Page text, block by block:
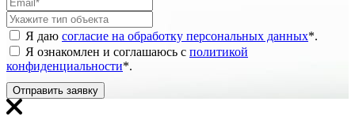
Я даю согласие на обработку персональных данных*.
Я ознакомлен и соглашаюсь с политикой
конфиденциальности*.
Отправить заявку